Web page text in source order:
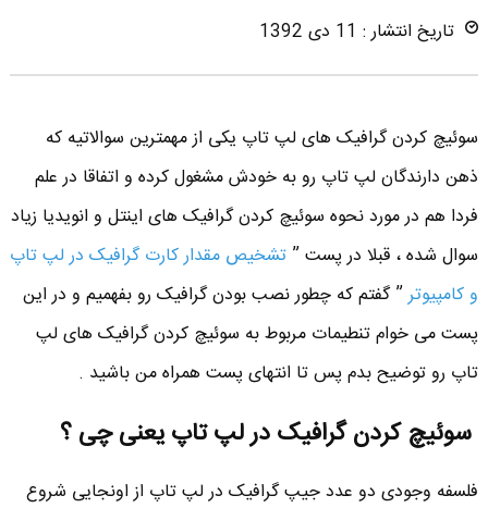
تاریخ انتشار : 11 دی 1392
سوئیچ کردن گرافیک های لپ تاپ یکی از مهمترین سوالاتیه که
ذهن دارندگان لپ تاپ رو به خودش مشغول کرده و اتفاقا در علم
فردا هم در مورد نحوه سوئیچ کردن گرافیک های اینتل و انویدیا زیاد
سوال شده ، قبلا در پست ” تشخیص مقدار کارت گرافیک در لپ تاپ
و کامپیوتر” گفتم که چطور نصب بودن گرافیک رو بفهمیم و در این
پست می خوام تنطیمات مربوط به سوئیچ کردن گرافیک های لپ
تاپ رو توضیح بدم پس تا انتهای پست همراه من باشید .
سوئیچ کردن گرافیک در لپ تاپ یعنی چی ؟
فلسفه وجودی دو عدد جیپ گرافیک در لپ تاپ از اونجایی شروع